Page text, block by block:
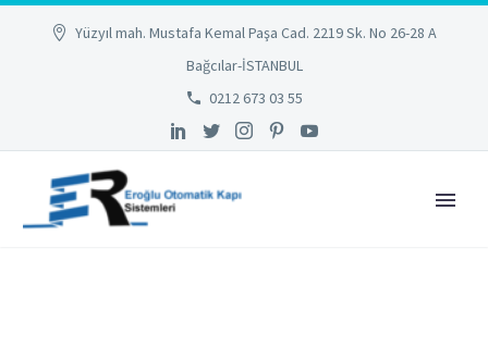
Yüzyıl mah. Mustafa Kemal Paşa Cad. 2219 Sk. No 26-28 A
Bağcılar-İSTANBUL
0212 673 03 55